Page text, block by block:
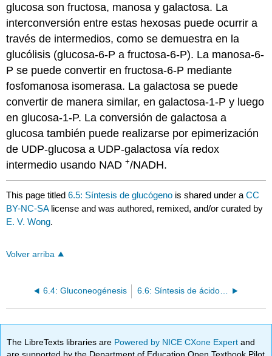
glucosa son fructosa, manosa y galactosa. La
interconversión entre estas hexosas puede ocurrir a
través de intermedios, como se demuestra en la
glucólisis (glucosa-6-P a fructosa-6-P). La manosa-6-
P se puede convertir en fructosa-6-P mediante
fosfomanosa isomerasa. La galactosa se puede
convertir de manera similar, en galactosa-1-P y luego
en glucosa-1-P. La conversión de galactosa a
glucosa también puede realizarse por epimerización
de UDP-glucosa a UDP-galactosa vía redox
intermedio usando NAD+/NADH.
This page titled6.5: Síntesis de glucógeno is shared under aCC
BY-NC-SA license and was authored, remixed, and/or curated by
E. V. Wong.
Volver arriba
6.4: Gluconeogénesis 6.6: Síntesis de ácidos grasos
The LibreTexts libraries are Powered by NICE CXone Expertand
are supported by the Department of Education Open Textbook Pilot